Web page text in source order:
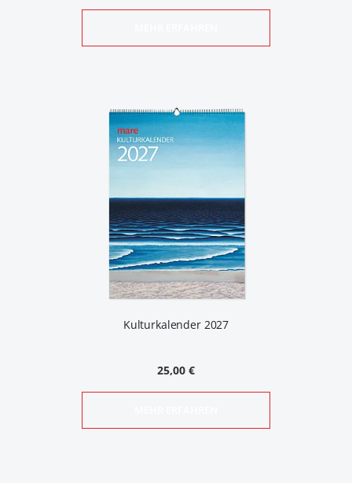
Kulturkalender 2027
25,00 €